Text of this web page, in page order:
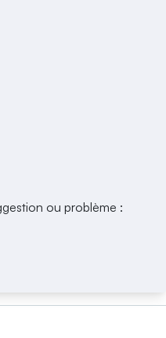
ou problème :